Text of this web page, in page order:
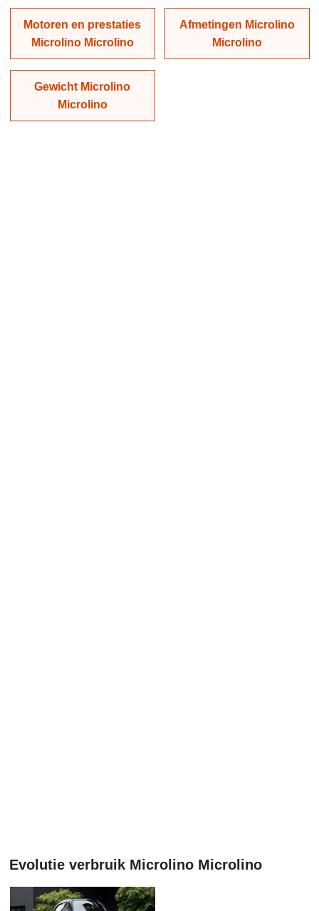
Motoren en prestaties
Microlino Microlino
Afmetingen Microlino
Microlino
Gewicht Microlino
Microlino
Evolutie verbruik Microlino Microlino